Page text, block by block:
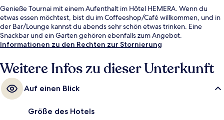
Genieße Tournai mit einem Aufenthalt im Hôtel HEMERA. Wenn du
etwas essen möchtest, bist du im Coffeeshop/Café willkommen, und in
der Bar/Lounge kannst du abends sehr schön etwas trinken. Eine
Snackbar und ein Garten gehören ebenfalls zum Angebot.
Informationen zu den Rechten zur Stornierung
Weitere Infos zu dieser Unterkunft
Auf einen Blick
Größe des Hotels